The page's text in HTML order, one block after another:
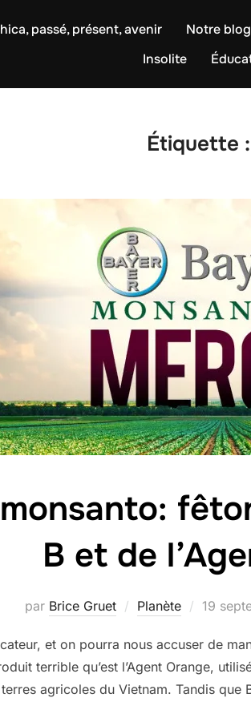
passé, présent, avenir Notre blog
Insolite
Étiquette :
B et de
par Brice Gruet Planète
Publié
19
et on pourra nous accuser de
terrible qu’est l’Agent Orange,
agricoles du Vietnam. Tandis que